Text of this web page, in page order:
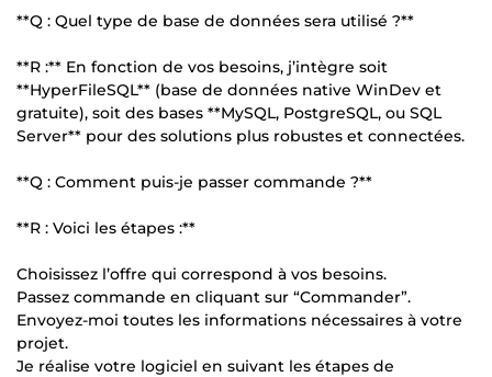
**Q : Quel type de base de données sera utilisé ?**
**R :** En fonction de vos besoins, j’intègre soit
**HyperFileSQL** (base de données native WinDev et
gratuite), soit des bases **MySQL, PostgreSQL, ou SQL
Server** pour des solutions plus robustes et connectées.
**Q : Comment puis-je passer commande ?**
**R : Voici les étapes :**
Choisissez l’offre qui correspond à vos besoins.
Passez commande en cliquant sur “Commander”.
Envoyez-moi toutes les informations nécessaires à votre
projet.
Je réalise votre logiciel en suivant les étapes de